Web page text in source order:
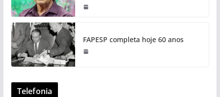
FAPESP completa hoje 60 anos
Telefonia